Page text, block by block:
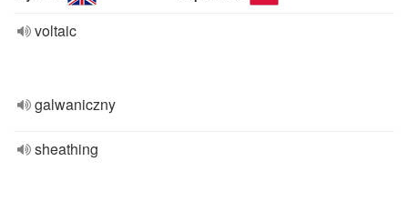
voltaic
galwaniczny
sheathing